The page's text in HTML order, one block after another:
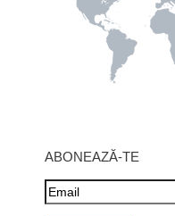
ABONEAZĂ-TE